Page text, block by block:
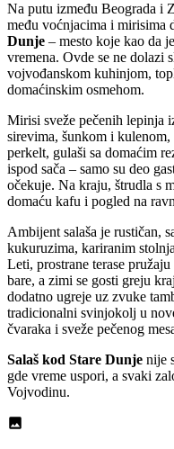
Na putu između Beograda i
među voćnjacima i mirisima
Dunje – mesto koje kao da
vremena. Ovde se ne dolazi
vojvođanskom kuhinjom,
domaćinskim osmehom.
Mirisi sveže pečenih lepinja
sirevima, šunkom i
perkelt, gulaši sa domaćim
ispod sača – samo su deo
očekuje. Na kraju, štrudla s
domaću kafu i pogled na
Ambijent salaša je rustičan,
kukuruzima, kariranim
Leti, prostrane terase
bare, a zimi se gosti greju
dodatno ugreje uz zvuke
tradicionalni svinjokolj u
čvaraka i sveže pečenog
Salaš kod Stare Dunje nije
gde vreme uspori, a svaki
Vojvodinu.